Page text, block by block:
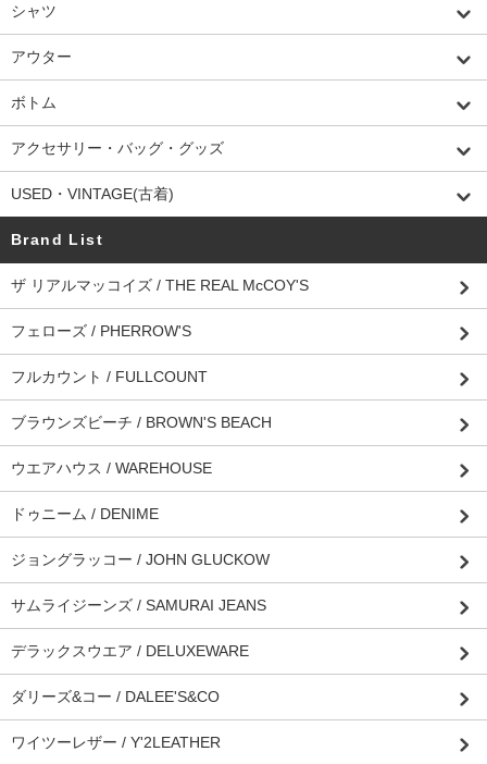
シャツ
アウター
ボトム
アクセサリー・バッグ・グッズ
USED・VINTAGE(古着)
Brand List
ザ リアルマッコイズ / THE REAL McCOY'S
フェローズ / PHERROW'S
フルカウント / FULLCOUNT
ブラウンズビーチ / BROWN'S BEACH
ウエアハウス / WAREHOUSE
ドゥニーム / DENIME
ジョングラッコー / JOHN GLUCKOW
サムライジーンズ / SAMURAI JEANS
デラックスウエア / DELUXEWARE
ダリーズ&コー / DALEE'S&CO
ワイツーレザー / Y'2LEATHER